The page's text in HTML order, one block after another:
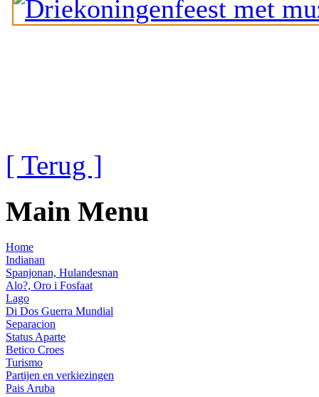
[ Terug ]
Main Menu
Home
Indianan
Spanjonan, Hulandesnan
Alo?, Oro i Fosfaat
Lago
Di Dos Guerra Mundial
Separacion
Status Aparte
Betico Croes
Turismo
Partijen en verkiezingen
Pais Aruba